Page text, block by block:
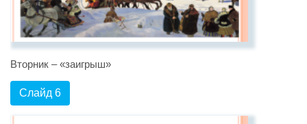
Вторник – «заигрыш»
Слайд 6